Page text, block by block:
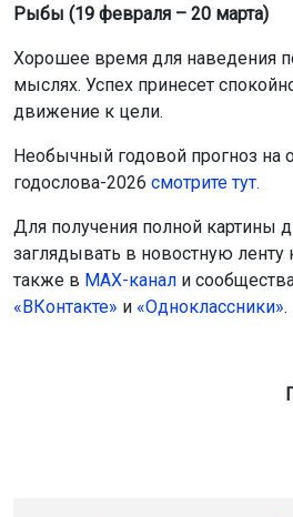
Рыбы (19 февраля – 20 марта)
Хорошее время для наведения
мыслях. Успех принесет
движение к цели.
Необычный годовой прогноз на
годослова-2026 смотрите тут.
Для получения полной картины
заглядывать в новостную ленту
также в МАХ-канал и
«ВКонтакте» и «Одноклассники».